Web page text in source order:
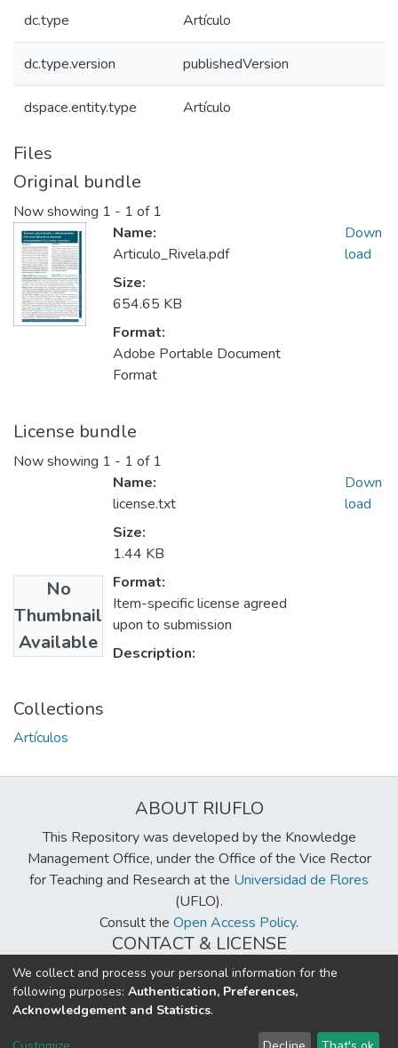
dc.type Artículo
dc.type.version publishedVersion
dspace.entity.type Artículo
Files
Original bundle
Now showing 1 - 1 of 1
Name:
Articulo_Rivela.pdf
Size:
654.65 KB
Format:
Adobe Portable Document
Format
Down
load
License bundle
Now showing 1 - 1 of 1
No
Thumbnail
Available
Name:
license.txt
Size:
1.44 KB
Format:
Item-specific license agreed
upon to submission
Description:
Down
load
Collections
Artículos
ABOUT RIUFLO
This Repository was developed by the Knowledge
Management Office, under the Office of the Vice Rector
for Teaching and Research at the Universidad de Flores
(UFLO).
Consult the Open Access Policy.
CONTACT & LICENSE
biblioteca@uflouniversidad.edu.ar
Creative Commons LicenseBY-NC-ND 4.0
DSpace software copyright © 2002-2026 LYRASIS
We collect and process your personal information for the
following purposes: Authentication, Preferences,
Acknowledgement and Statistics.